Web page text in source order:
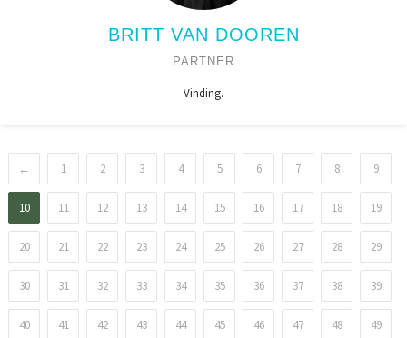
BRITT VAN DOOREN
PARTNER
Vinding.
← 1 2 3 4 5 6 7 8 9
10 11 12 13 14 15 16 17 18 19
20 21 22 23 24 25 26 27 28 29
30 31 32 33 34 35 36 37 38 39
40 41 42 43 44 45 46 47 48 49